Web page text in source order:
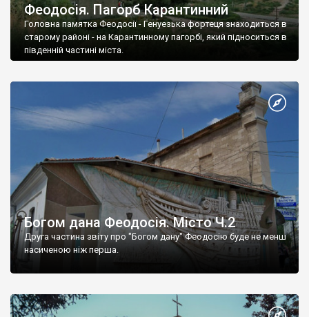
Феодосія. Пагорб Карантинний
Головна памятка Феодосії - Генуезька фортеця знаходиться в
старому районі - на Карантинному пагорбі, який підноситься в
південній частині міста.
Богом дана Феодосія. Місто Ч.2
Друга частина звіту про "Богом дану" Феодосію буде не менш
насиченою ніж перша.